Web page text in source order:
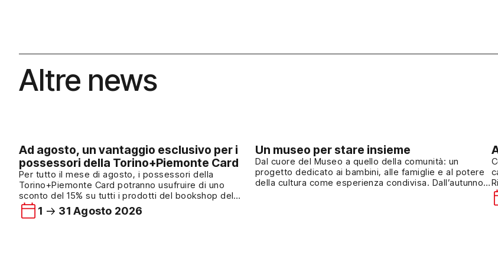
Altre news
Ad agosto, un vantaggio esclusivo per i
possessori della Torino+Piemonte Card
Per tutto il mese di agosto, i possessori della
Torino+Piemonte Card potranno usufruire di uno
sconto del 15% su tutti i prodotti del bookshop del
Museo Nazionale del Risorgimento Italiano.
L’agevolazione è valida sull’intera selezione di libri e
1 31 Agosto 2026
Un museo per stare insieme
Dal cuore del Museo a quello della comunità: un
progetto dedicato ai bambini, alle famiglie e al potere
della cultura come esperienza condivisa. Dall’autunno